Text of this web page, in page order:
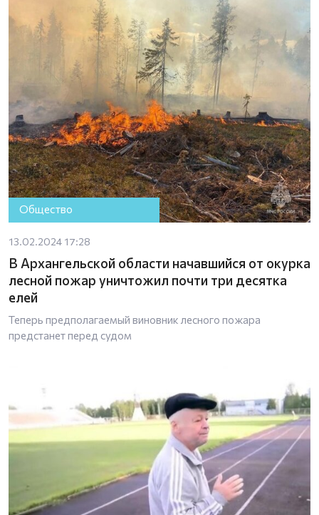
Общество
13.02.2024 17:28
В Архангельской области начавшийся от окурка
лесной пожар уничтожил почти три десятка
елей
Теперь предполагаемый виновник лесного пожара
предстанет перед судом